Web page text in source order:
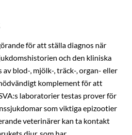
för att ställa diagnos när
och den kliniska
blod-, mjölk-, träck-, organ- eller
komplement för att
laboratorier testas prover för
som viktiga epizootier
veterinärer kan ta kontakt